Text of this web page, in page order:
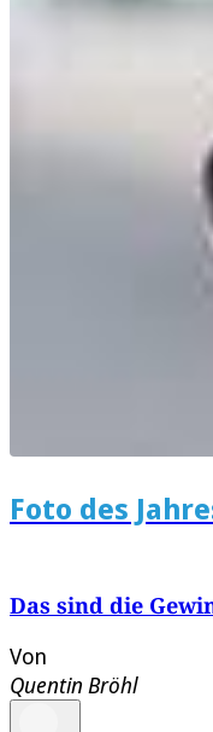
Foto des
Das sind die
Von
Quentin Bröhl